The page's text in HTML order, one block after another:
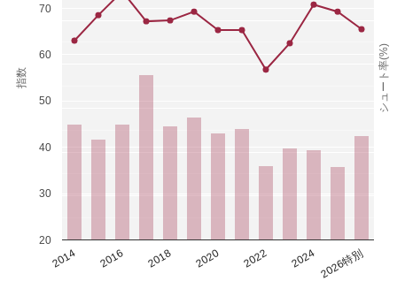
2014 2016 2018 2020 2022 2024 2026特別
20
30
40
50
60
70
指数 シュート率(%)